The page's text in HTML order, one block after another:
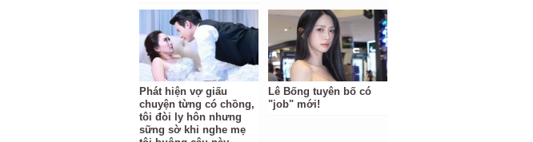
Phát hiện vợ giấu
chuyện từng có chồng,
tôi đòi ly hôn nhưng
sững sờ khi nghe mẹ
Lê Bống tuyên bố có
"job" mới!